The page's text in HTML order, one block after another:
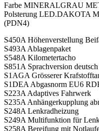
Farbe MINERALGRAU
Polsterung LED.DAKOTA
(PDN4)
S450A Höhenverstellung
S493A Ablagenpaket
S548A Kilometertacho
S851A Sprachversion deutsch
S1AGA Grösserer
S1DEA Abgasnorm EU6
S223A Adaptives Fahrwerk
S235A Anhängerkupplung
S248A Lenkradheizung
S249A Multifunktion für
S258A Bereifung mit